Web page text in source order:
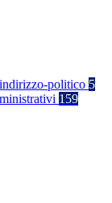
politico 5
159